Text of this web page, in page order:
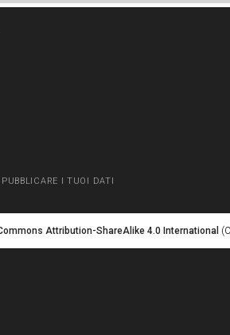
I TUOI DATI
Attribution-ShareAlike 4.0 International